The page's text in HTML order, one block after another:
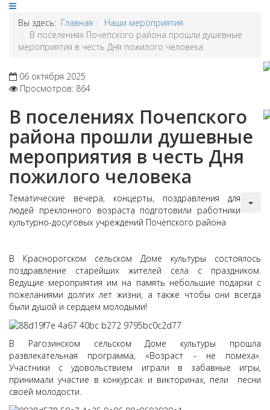
Вы здесь: Главная
Наши мероприятия
В поселениях Почепского района прошли душевные
мероприятия в честь Дня пожилого человека
06 октября 2025
Просмотров: 864
В поселениях Почепского
района прошли душевные
мероприятия в честь Дня
пожилого человека
Тематические вечера, концерты, поздравления для
людей преклонного возраста подготовили работники
культурно-досуговых учреждений Почепского района
В Краснорогском сельском Доме культуры состоялось
поздравление старейших жителей села с праздником.
Ведущие мероприятия им на память небольшие подарки с
пожеланиями долгих лет жизни, а также чтобы они всегда
были душой и сердцем молодыми!
В Рагозинском сельском Доме культуры прошла
развлекательная программа, «Возраст - не помеха».
Участники с удовольствием играли в забавные игры,
принимали участие в конкурсах и викторинах, пели песни
своей молодости.